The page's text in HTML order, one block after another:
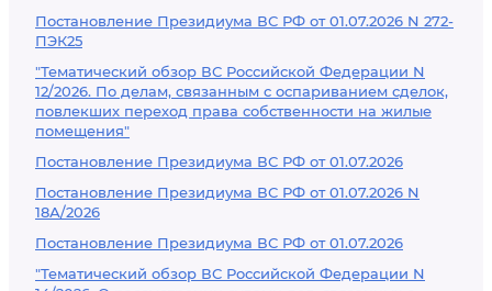
Постановление Президиума ВС РФ от 01.07.2026 N 272-
ПЭК25
"Тематический обзор ВС Российской Федерации N
12/2026. По делам, связанным с оспариванием сделок,
повлекших переход права собственности на жилые
помещения"
Постановление Президиума ВС РФ от 01.07.2026
Постановление Президиума ВС РФ от 01.07.2026 N
18А/2026
Постановление Президиума ВС РФ от 01.07.2026
"Тематический обзор ВС Российской Федерации N